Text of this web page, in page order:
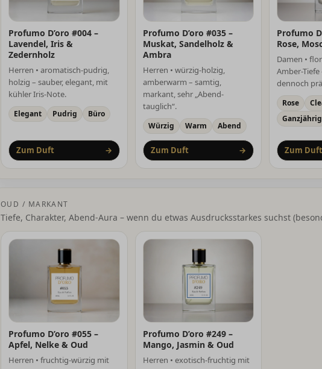
Profumo D’oro #004 –
Lavendel, Iris &
Zedernholz
Herren • aromatisch-pudrig,
holzig – sauber, elegant, mit
kühler Iris-Note.
Elegant Pudrig Büro
Zum Duft →
Profumo D’oro #035 –
Muskat, Sandelholz &
Ambra
Herren • würzig-holzig,
amberwarm – samtig,
markant, sehr „Abend-
tauglich“.
Würzig Warm Abend
Zum Duft →
Profumo
Rose,
Damen •
Amber-Tiefe
dennoch
Rose
Ganzjährig
Zum Duft
OUD / MARKANT
Tiefe, Charakter, Abend-Aura – wenn du etwas Ausdrucksstarkes suchst
Profumo D’oro #055 –
Apfel, Nelke & Oud
Herren • fruchtig-würzig mit
Profumo D’oro #249 –
Mango, Jasmin & Oud
Herren • exotisch-fruchtig mit